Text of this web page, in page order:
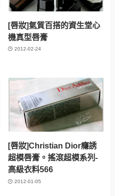
[唇妝]氣質百搭的資生堂心
機真型唇膏
2012-02-24
[唇妝]Christian Dior癮誘
超模唇膏。搖滾超模系列-
高級衣料566
2012-01-05